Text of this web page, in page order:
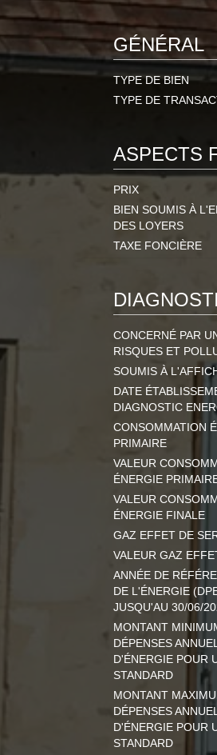
GÉNÉRAL
TYPE DE BIEN
TYPE DE
ASPECTS
PRIX
BIEN SOUMIS À
DES LOYERS
TAXE FONCIÈRE
CONCERNÉ PAR
RISQUES ET
SOUMIS À
DATE
DIAGNOSTIC
CONSOMMATION
PRIMAIRE
VALEUR
ÉNERGIE
VALEUR
ÉNERGIE FINALE
GAZ EFFET DE
VALEUR GAZ
ANNÉE DE
DE L'ÉNERGIE
JUSQU'AU 30/06/
MONTANT
DÉPENSES
D'ÉNERGIE POUR
STANDARD
MONTANT
DÉPENSES
D'ÉNERGIE POUR
STANDARD